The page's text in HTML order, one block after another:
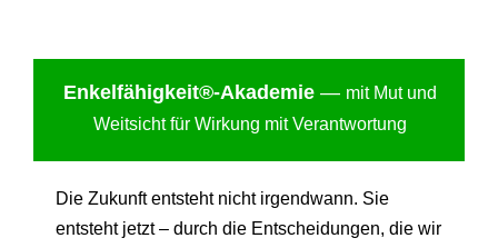
Enkelfähigkeit®-Akademie — mit Mut und
Weitsicht für Wirkung mit Verantwortung
Die Zukunft entsteht nicht irgendwann. Sie
entsteht jetzt – durch die Entscheidungen, die wir